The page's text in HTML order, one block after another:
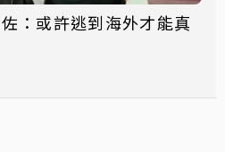
：或許逃到海外才能真